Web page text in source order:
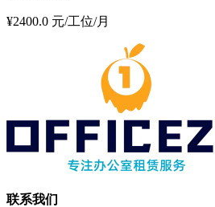
¥2400.0 元/工位/月
联系我们